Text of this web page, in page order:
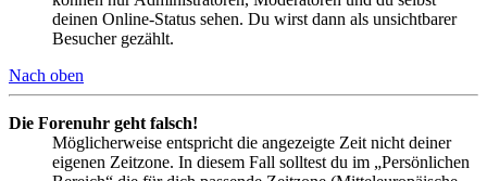
deinen Online-Status sehen. Du wirst dann als unsichtbarer
Besucher gezählt.
Nach oben
Die Forenuhr geht falsch!
Möglicherweise entspricht die angezeigte Zeit nicht deiner
eigenen Zeitzone. In diesem Fall solltest du im „Persönlichen